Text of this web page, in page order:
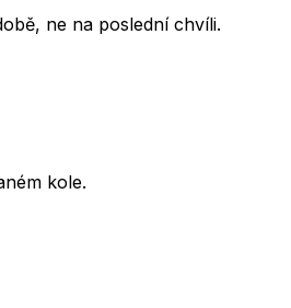
ne na poslední chvíli.
kole.